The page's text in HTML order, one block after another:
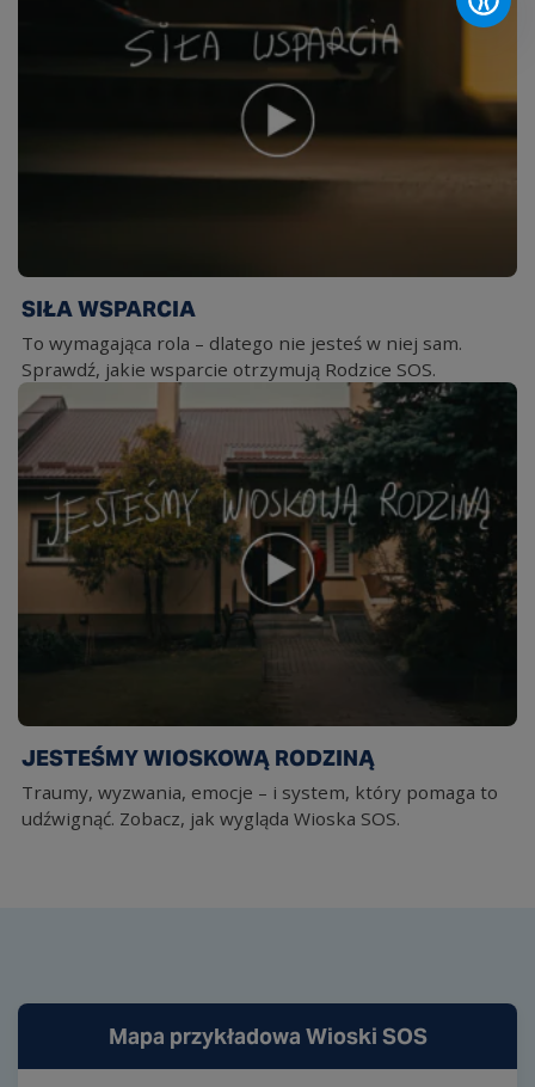
SIŁA WSPARCIA
To wymagająca rola – dlatego nie jesteś w niej sam.
Sprawdź, jakie wsparcie otrzymują Rodzice SOS.
JESTEŚMY WIOSKOWĄ RODZINĄ
Traumy, wyzwania, emocje – i system, który pomaga to
udźwignąć. Zobacz, jak wygląda Wioska SOS.
Mapa przykładowa Wioski SOS